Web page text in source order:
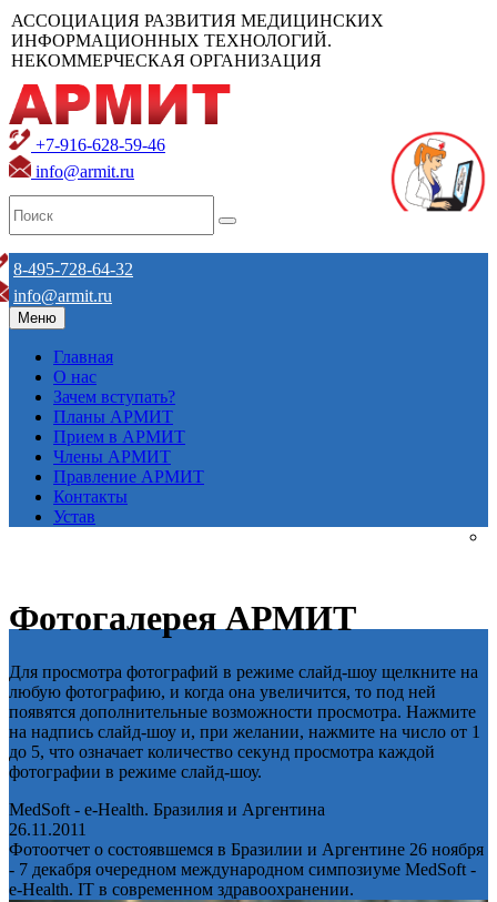
АССОЦИАЦИЯ РАЗВИТИЯ МЕДИЦИНСКИХ
ИНФОРМАЦИОННЫХ ТЕХНОЛОГИЙ.
НЕКОММЕРЧЕСКАЯ ОРГАНИЗАЦИЯ
+7-916-628-59-46
info@armit.ru
8-495-728-64-32
info@armit.ru
Меню
Главная
О нас
Зачем вступать?
Планы АРМИТ
Прием в АРМИТ
Члены АРМИТ
Правление АРМИТ
Контакты
Устав
Фотогалерея АРМИТ
Для просмотра фотографий в режиме слайд-шоу щелкните на
любую фотографию, и когда она увеличится, то под ней
появятся дополнительные возможности просмотра. Нажмите
на надпись слайд-шоу и, при желании, нажмите на число от 1
до 5, что означает количество секунд просмотра каждой
фотографии в режиме слайд-шоу.
MedSoft - e-Health. Бразилия и Аргентина
26.11.2011
Фотоотчет о состоявшемся в Бразилии и Аргентине 26 ноября
- 7 декабря очередном международном симпозиуме MedSoft -
e-Health. IT в современном здравоохранении.